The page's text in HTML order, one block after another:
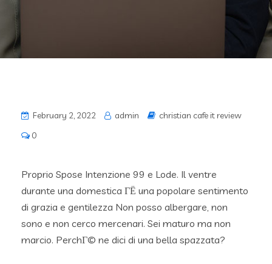
February 2, 2022 admin
christian cafe it review
0
Proprio Spose Intenzione 99 e Lode. Il ventre
durante una domestica ГЁ una popolare sentimento
di grazia e gentilezza Non posso albergare, non
sono e non cerco mercenari. Sei maturo ma non
marcio. PerchГ© ne dici di una bella spazzata?